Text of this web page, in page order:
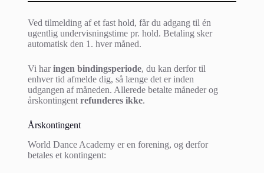
Ved tilmelding af et fast hold, får du adgang til én
ugentlig undervisningstime pr. hold. Betaling sker
automatisk den 1. hver måned.
Vi haringen bindingsperiode, du kan derfor til
enhver tid afmelde dig, så længe det er inden
udgangen af måneden. Allerede betalte måneder og
årskontingent refunderes ikke.
Årskontingent
World Dance Academy er en forening, og derfor
betales et kontingent: